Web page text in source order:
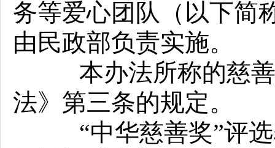
务等爱心团队（以下简
由民政部负责实施。
本办法所称的慈善
法》第三条的规定。
“中华慈善奖”评选